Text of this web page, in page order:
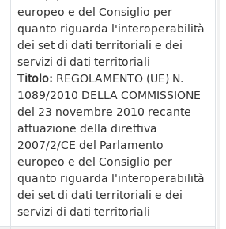
europeo e del Consiglio per
quanto riguarda l'interoperabilità
dei set di dati territoriali e dei
servizi di dati territoriali
Titolo: REGOLAMENTO (UE) N.
1089/2010 DELLA COMMISSIONE
del 23 novembre 2010 recante
attuazione della direttiva
2007/2/CE del Parlamento
europeo e del Consiglio per
quanto riguarda l'interoperabilità
dei set di dati territoriali e dei
servizi di dati territoriali